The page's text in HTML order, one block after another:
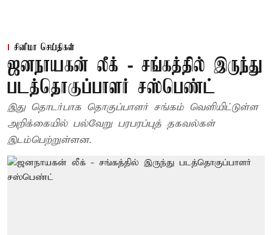
சினிமா செய்திகள்
ஜனநாயகன் லீக் - சங்கத்தில் இருந்து
படத்தொகுப்பாளர் சஸ்பெண்ட்
இது தொடர்பாக தொகுப்பாளர் சங்கம் வெளியிட்டுள்ள
அறிக்கையில் பல்வேறு பரபரப்புத் தகவல்கள்
இடம்பெற்றுள்ளன.